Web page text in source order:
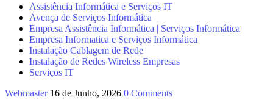
Assistência Informática e Serviços IT
Avença de Serviços Informática
Empresa Assistência Informática | Serviços Informática
Empresa Informatica e Serviços Informática
Instalação Cablagem de Rede
Instalação de Redes Wireless Empresas
Serviços IT
Webmaster 16 de Junho, 2026 0 Comments